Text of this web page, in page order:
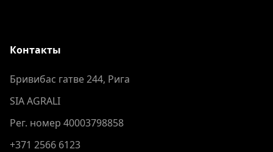
Контакты
Бривибас гатве 244, Рига
SIA AGRALI
Рег. номер 40003798858
+371 2566 6123